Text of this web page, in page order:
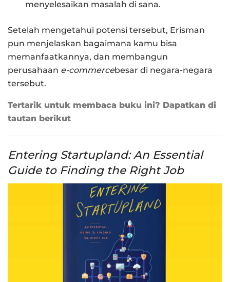
menyelesaikan masalah di sana.
Setelah mengetahui potensi tersebut, Erisman
pun menjelaskan bagaimana kamu bisa
memanfaatkannya, dan membangun
perusahaan e-commercebesar di negara-negara
tersebut.
Tertarik untuk membaca buku ini? Dapatkan di
tautan berikut
Entering Startupland: An Essential
Guide to Finding the Right Job